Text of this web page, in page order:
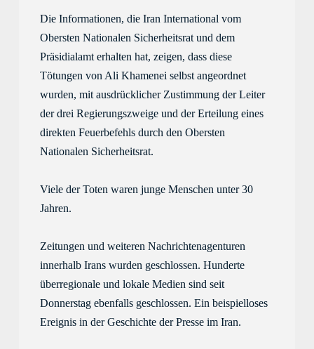
Die Informationen, die Iran International vom
Obersten Nationalen Sicherheitsrat und dem
Präsidialamt erhalten hat, zeigen, dass diese
Tötungen von Ali Khamenei selbst angeordnet
wurden, mit ausdrücklicher Zustimmung der Leiter
der drei Regierungszweige und der Erteilung eines
direkten Feuerbefehls durch den Obersten
Nationalen Sicherheitsrat.
Viele der Toten waren junge Menschen unter 30
Jahren.
Zeitungen und weiteren Nachrichtenagenturen
innerhalb Irans wurden geschlossen. Hunderte
überregionale und lokale Medien sind seit
Donnerstag ebenfalls geschlossen. Ein beispielloses
Ereignis in der Geschichte der Presse im Iran.